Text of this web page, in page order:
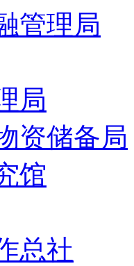
管理局
局
资储备局
馆
总社